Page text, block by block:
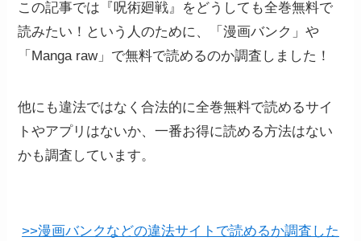
この記事では『呪術廻戦』をどうしても全巻無料で
読みたい！という人のために、「漫画バンク」や
「Manga raw」で無料で読めるのか調査しました！
他にも違法ではなく合法的に全巻無料で読めるサイ
トやアプリはないか、一番お得に読める方法はない
かも調査しています。
>>漫画バンクなどの違法サイトで読めるか調査した